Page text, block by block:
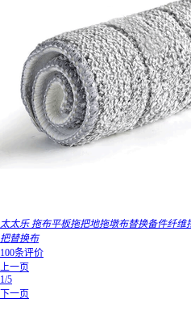
太太乐 拖布平板拖把地拖墩布替换备件纤维
把替换布
100条评价
上一页
1/5
下一页